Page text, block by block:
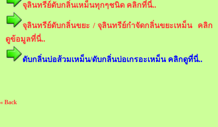
จุลินทรีย์ดับกลิ่นเหม็นทุกๆชนิด คลิกที่นี่..
จุลินทรีย์ดับกลิ่นขยะ / จุลินทรีย์กำจัดกลิ่นขยะเหม็น คลิก
ดูข้อมูลที่นี่..
ดับกลิ่นบ่อส้วมเหม็น/ดับกลิ่นบ่อเกรอะเหม็น คลิกดูที่นี่..
« Back